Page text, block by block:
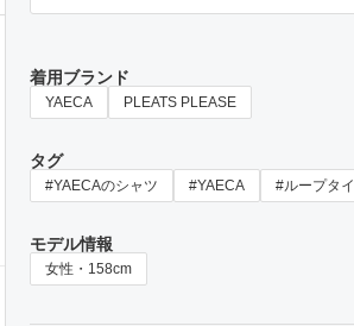
着用ブランド
YAECA PLEATS PLEASE
タグ
#YAECAのシャツ #YAECA #ループタイ
モデル情報
女性・158cm